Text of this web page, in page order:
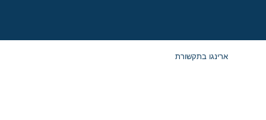
ארינגו בתקשורת